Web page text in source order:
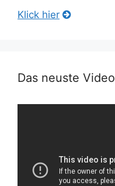
Klick hier
Das neuste Video